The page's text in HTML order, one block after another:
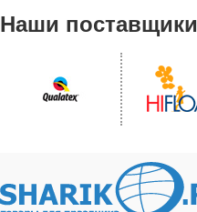
Наши поставщики